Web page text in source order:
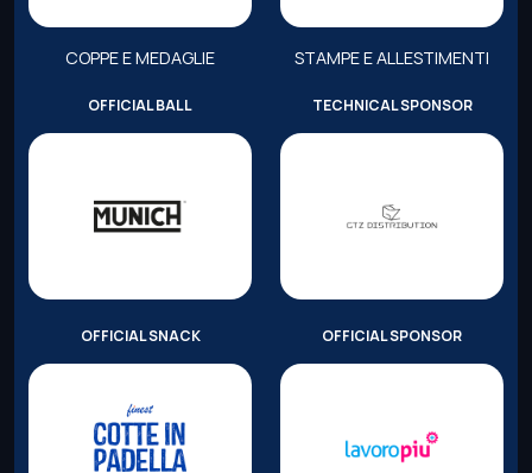
COPPE E MEDAGLIE STAMPE E ALLESTIMENTI
OFFICIAL BALL TECHNICAL SPONSOR
OFFICIAL SNACK OFFICIAL SPONSOR